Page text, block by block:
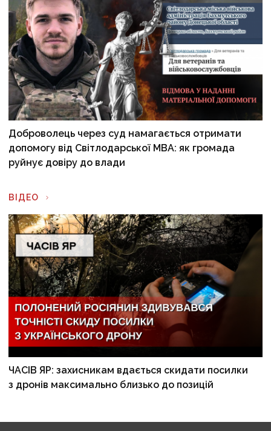
Доброволець через суд намагається отримати
допомогу від Світлодарської МВА: як громада
руйнує довіру до влади
ВІДЕО
ЧАСІВ ЯР: захисникам вдається скидати посилки
з дронів максимально близько до позицій